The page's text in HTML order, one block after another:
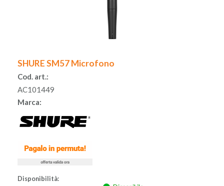
SHURE SM57 Microfono
Cod. art.:
AC101449
Marca:
Disponibilità: